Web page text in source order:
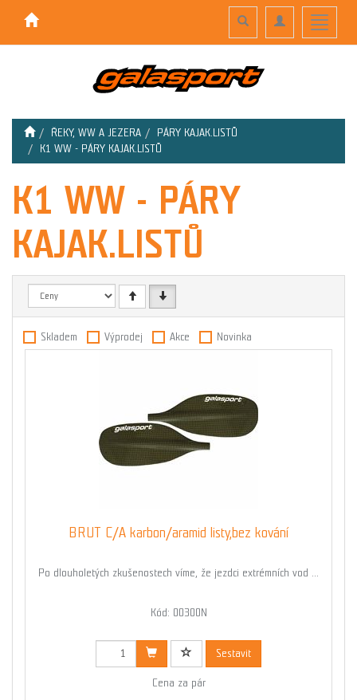
Toggle
Toggle
navigation
Toggle
search
ŘEKY, WW A JEZERA
PÁRY KAJAK.LISTŮ
K1 WW - PÁRY KAJAK.LISTŮ
K1 WW - PÁRY
KAJAK.LISTŮ
Skladem Výprodej Akce Novinka
BRUT C/A karbon/aramid listy,bez kování
Po dlouholetých zkušenostech víme, že jezdci extrémních vod ...
Kód: 00300N
Sestavit
Cena za pár